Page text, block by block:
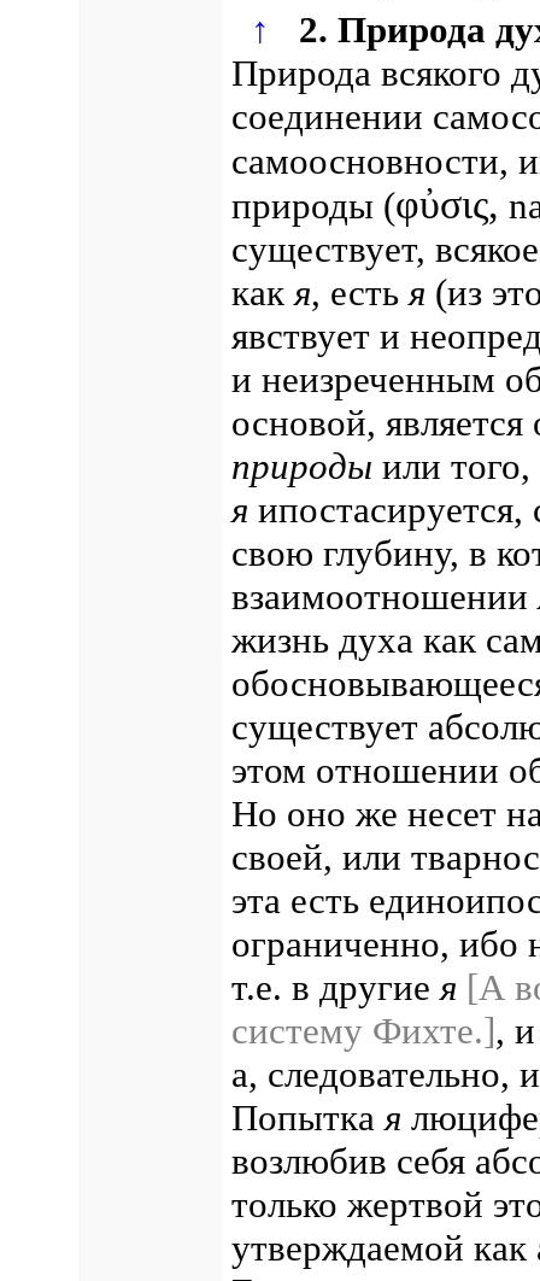
↑ 2. Природа
Природа всякого
соединении
самоосновности,
природы (φὐσις,
существует,
как я, есть я (из
явствует и
и неизреченным
основой,
природы или
я
свою глубину, в
взаимоотношении
жизнь духа как
существует
этом отношении
Но оно же несет
своей, или
эта есть
ограниченно, ибо
т.е. в другие я [А
систему Фихте.],
а, следовательно,
Попытка я
возлюбив себя
только жертвой
утверждаемой как